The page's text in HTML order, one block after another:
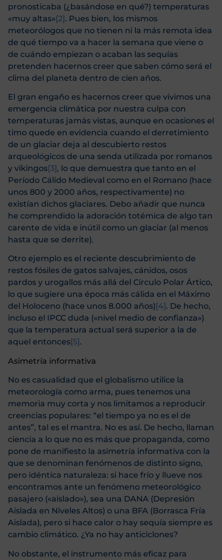
pronosticaba (¿basándose en qué?) temperaturas
«muy altas»[2]. Pues bien, los mismos
meteorólogos que no tienen ni la más remota idea
de qué tiempo va a hacer la semana que viene o
de cuándo empiezan o acaban las sequías
pretenden hacernos creer que saben cómo será el
clima del planeta dentro de cien años.
El gran engaño es hacernos creer que vivimos una
emergencia climática por nuestra culpa con
temperaturas jamás vistas, aunque en ocasiones el
timo quede en evidencia cuando el derretimiento
de un glaciar deja al descubierto restos
arqueológicos de una senda utilizada por romanos
y vikingos[3], lo que demuestra que tanto en el
Período Cálido Medieval como en el Romano (hace
unos 800 y 2000 años, respectivamente) no
existían dichos glaciares. Debo añadir que nunca
he comprendido la adoración totémica de algo tan
carente de vida e inútil como un glaciar (al menos
hasta que se derrite).
Otro ejemplo es el reciente descubrimiento de
restos fósiles de gatos salvajes, cánidos, osos
pardos y urogallos más allá del Círculo Polar Ártico,
lo que sugiere una época más cálida en el Máximo
del Holoceno (hace unos 8.000 años) [4] . De hecho,
incluso el IPCC duda («nivel medio de confianza»)
que la temperatura actual será superior a la de
aquel entonces[5] .
Asimetría informativa
No es casualidad que el globalismo utilice la
meteorología como arma, pues tenemos una
memoria muy corta y nos limitamos a reproducir
creencias populares: “el tiempo ya no es el de
antes”, tal es el mantra. No es así. De hecho, llaman
ciencia a lo que no es más que propaganda, como
pone de manifiesto la asimetría informativa con la
que se denominan fenómenos de distinto signo,
pero idéntica naturaleza: si hace frío y llueve nos
encontramos ante un fenómeno meteorológico
pasajero («aislado»), sea una DANA (Depresión
Aislada en Niveles Altos) o una BFA (Borrasca Fría
Aislada), pero si hace calor o hay sequía siempre es
cambio climático. ¿Ya no hay anticiclones?
No obstante, el instrumento más eficaz para